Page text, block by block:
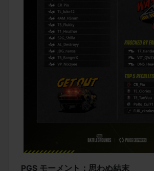
PGS モーメント：思わぬ結末